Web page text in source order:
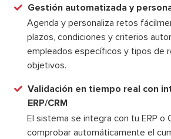
Gestión automatizada y
Agenda y personaliza retos
plazos, condiciones y criterios
empleados específicos y tipos de
objetivos.
Validación en tiempo real con
ERP/CRM
El sistema se integra con tu ERP o
comprobar automáticamente el